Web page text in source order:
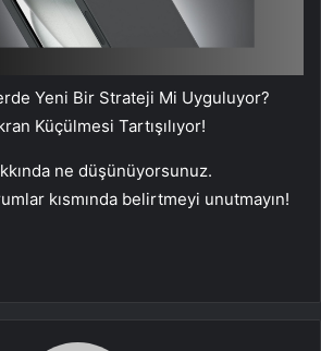
Yeni Bir Strateji Mi Uyguluyor?
Küçülmesi Tartışılıyor!
ne düşünüyorsunuz.
kısmında belirtmeyi unutmayın!